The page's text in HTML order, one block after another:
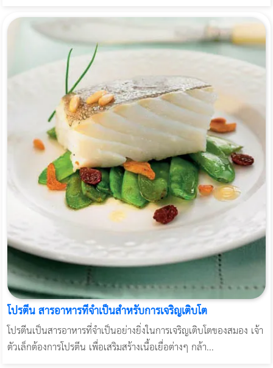
โปรตีน สารอาหารที่จำเป็นสำหรับการเจริญเติบโต
โปรตีนเป็นสารอาหารที่จำเป็นอย่างยิ่งในการเจริญเติบโตของสมอง เจ้า
ตัวเล็กต้องการโปรตีน เพื่อเสริมสร้างเนื้อเยื่อต่างๆ กล้า...